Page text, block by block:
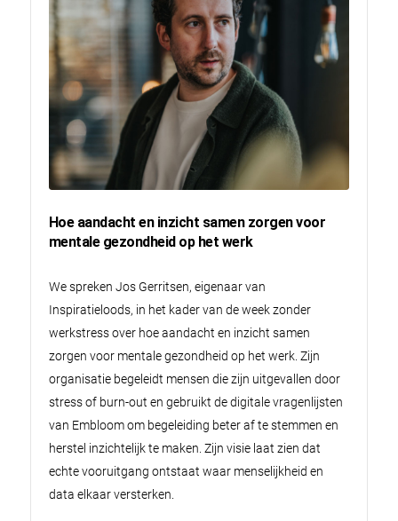
Hoe aandacht en inzicht samen zorgen voor
mentale gezondheid op het werk
We spreken Jos Gerritsen, eigenaar van
Inspiratieloods, in het kader van de week zonder
werkstress over hoe aandacht en inzicht samen
zorgen voor mentale gezondheid op het werk. Zijn
organisatie begeleidt mensen die zijn uitgevallen door
stress of burn-out en gebruikt de digitale vragenlijsten
van Embloom om begeleiding beter af te stemmen en
herstel inzichtelijk te maken. Zijn visie laat zien dat
echte vooruitgang ontstaat waar menselijkheid en
data elkaar versterken.